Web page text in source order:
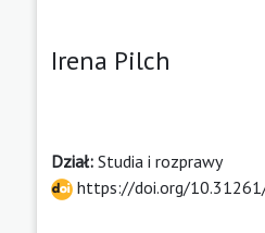
Irena Pilch
Dział: Studia i rozprawy
https://doi.org/